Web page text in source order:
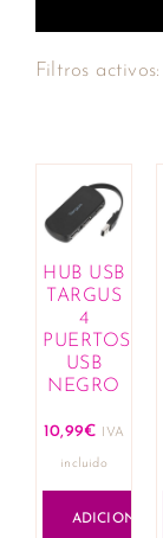
Filtros activos:
HUB USB
TARGUS
4
PUERTOS
USB
NEGRO
10,99€ IVA
incluido
ADICIONAR